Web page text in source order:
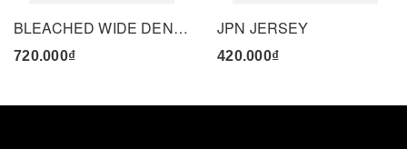
BLEACHED WIDE DENIM PANTS - BLACK
720.000₫
JPN JERSEY
420.000₫